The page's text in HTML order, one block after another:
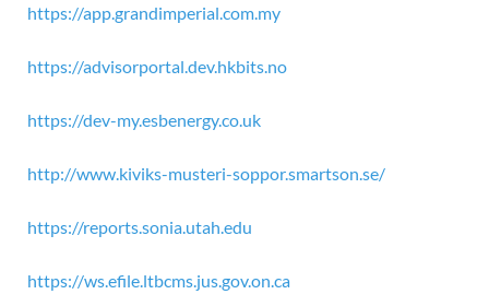
https://app.grandimperial.com.my
https://advisorportal.dev.hkbits.no
https://dev-my.esbenergy.co.uk
http://www.kiviks-musteri-soppor.smartson.se/
https://reports.sonia.utah.edu
https://ws.efile.ltbcms.jus.gov.on.ca